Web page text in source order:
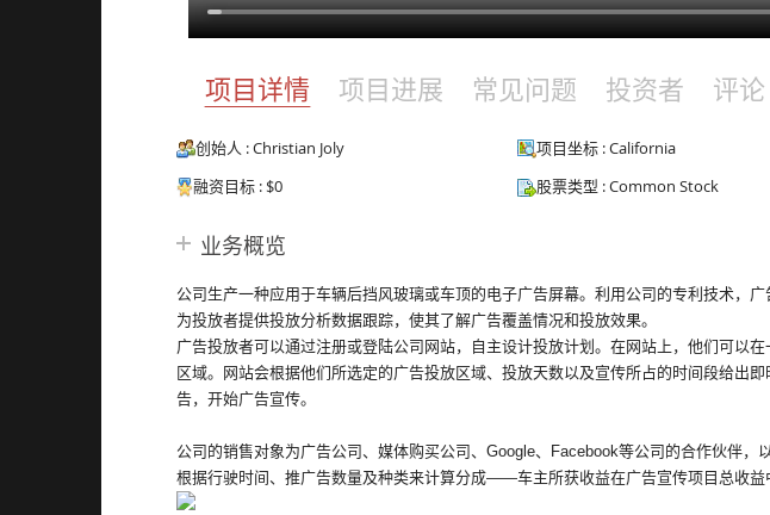
项目详情 项目进展 常见问题 投资者 评论
创始人 : Christian Joly
项目坐标 : California
融资目标 : $0
股票类型 : Common Stock
业务概览
公司生产一种应用于车辆后挡风玻璃或车顶的电子广告屏幕。利用公司的专利技术，
为投放者提供投放分析数据跟踪，使其了解广告覆盖情况和投放效果。
广告投放者可以通过注册或登陆公司网站，自主设计投放计划。在网站上，他们可以
区域。网站会根据他们所选定的广告投放区域、投放天数以及宣传所占的时间段给出
告，开始广告宣传。
公司的销售对象为广告公司、媒体购买公司、Google、Facebook等公司的合作伙伴
根据行驶时间、推广告数量及种类来计算分成——车主所获收益在广告宣传项目总收益